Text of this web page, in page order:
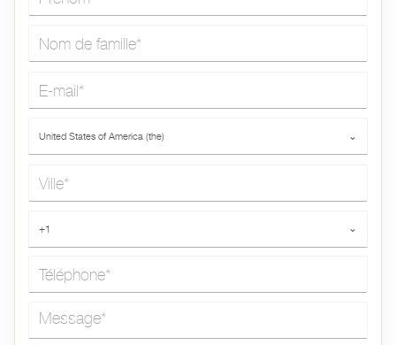
United States of America (the) ⌄
+1 ⌄
Message*